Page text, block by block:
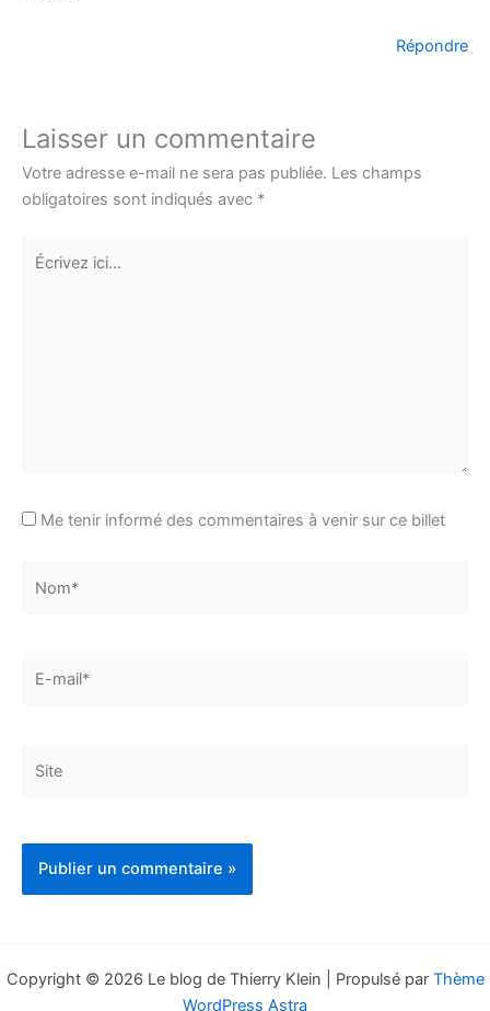
Répondre
Laisser un commentaire
Votre adresse e-mail ne sera pas publiée. Les champs
obligatoires sont indiqués avec *
Écrivez
ici…
Me tenir informé des commentaires à venir sur ce billet
Copyright © 2026 Le blog de Thierry Klein | Propulsé par Thème
WordPress Astra